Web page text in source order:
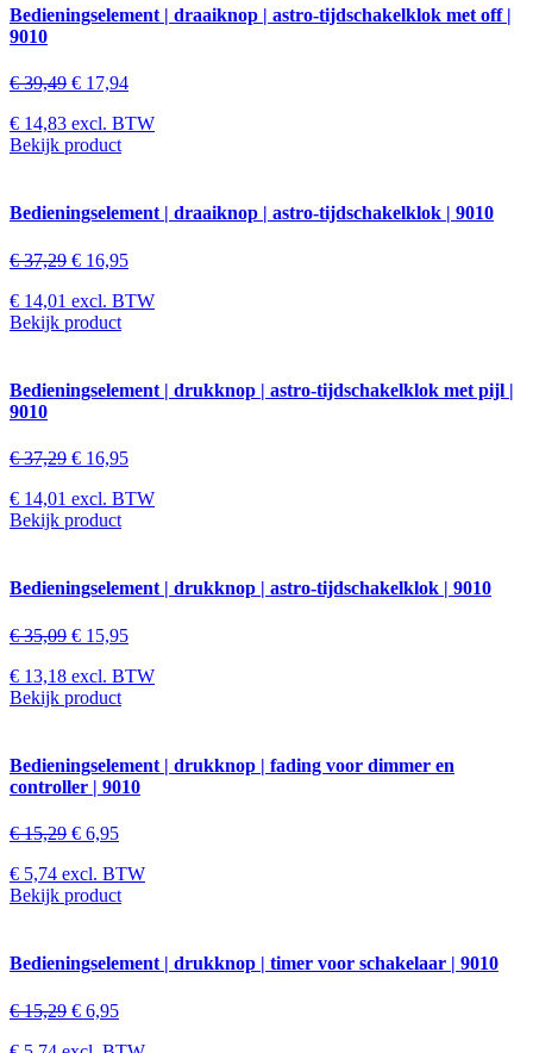
Bedieningselement | draaiknop | astro-tijdschakelklok met off |
9010
€39,49 € 17,94
€ 14,83 excl. BTW
Bekijk product
Bedieningselement | draaiknop | astro-tijdschakelklok | 9010
€37,29 € 16,95
€ 14,01 excl. BTW
Bekijk product
Bedieningselement | drukknop | astro-tijdschakelklok met pijl |
9010
€37,29 € 16,95
€ 14,01 excl. BTW
Bekijk product
Bedieningselement | drukknop | astro-tijdschakelklok | 9010
€35,09 € 15,95
€ 13,18 excl. BTW
Bekijk product
Bedieningselement | drukknop | fading voor dimmer en
controller | 9010
€15,29 € 6,95
€ 5,74 excl. BTW
Bekijk product
Bedieningselement | drukknop | timer voor schakelaar | 9010
€15,29 € 6,95